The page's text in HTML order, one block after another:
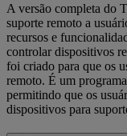
A versão completa do
suporte remoto a
recursos e
controlar dispositivos
foi criado para que os
remoto. É um
permitindo que os
dispositivos para